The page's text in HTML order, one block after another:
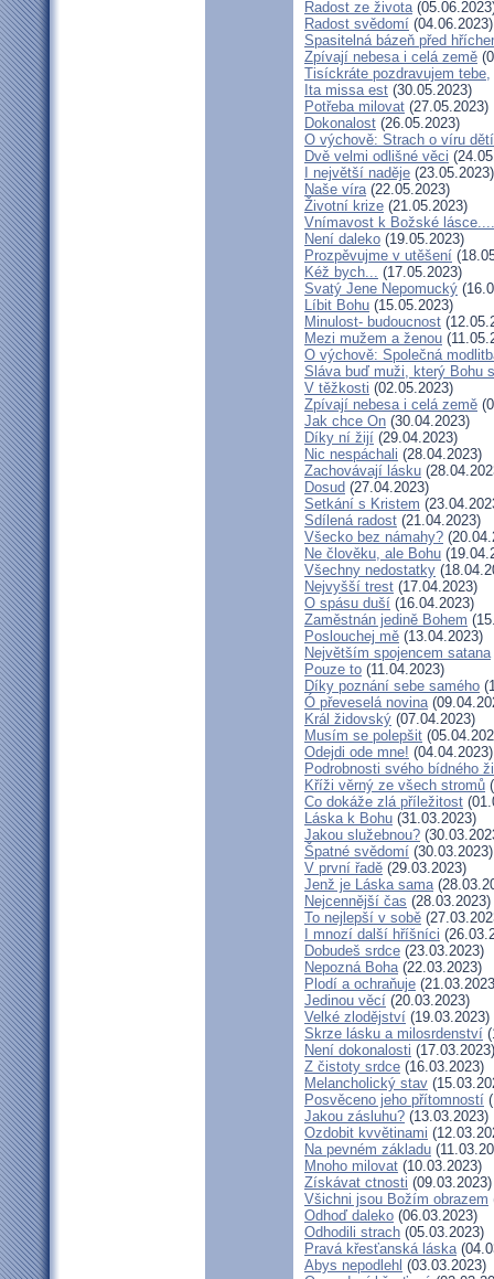
Radost ze života
Radost svědomí (04.06.2023)
Spasitelná bázeň před
Zpívají nebesa i celá země
Tisíckráte pozdravujem tebe,
Ita missa est (30.05.2023)
Potřeba milovat (27.05.2023)
Dokonalost (26.05.2023)
O výchově: Strach o víru
Dvě velmi odlišné věci
I největší naděje (23.05.2023)
Naše víra(22.05.2023)
Životní krize (21.05.2023)
Vnímavost k Božské lásce....
Není daleko (19.05.2023)
Prozpěvujme v utěšení
Kéž bych... (17.05.2023)
Svatý Jene Nepomucký
Líbit Bohu (15.05.2023)
Minulost- budoucnost
Mezi mužem a ženou
O výchově: Společná
Sláva buď muži, který Bohu
V těžkosti (02.05.2023)
Zpívají nebesa i celá země
Jak chce On (30.04.2023)
Díky ní žijí (29.04.2023)
Nic nespáchali (28.04.2023)
Zachovávají lásku
Dosud (27.04.2023)
Setkání s Kristem
Sdílená radost (21.04.2023)
Všecko bez námahy?
Ne člověku, ale Bohu
Všechny nedostatky
Nejvyšší trest (17.04.2023)
O spásu duší (16.04.2023)
Zaměstnán jedině Bohem
Poslouchej mě (13.04.2023)
Největším spojencem satana
Pouze to (11.04.2023)
Díky poznání sebe samého
Ó převeselá novina
Král židovský (07.04.2023)
Musím se polepšit
Odejdi ode mne! (04.04.2023)
Podrobnosti svého bídného
Kříži věrný ze všech stromů
Co dokáže zlá příležitost
Láska k Bohu (31.03.2023)
Jakou služebnou?
Špatné svědomí (30.03.2023)
V první řadě (29.03.2023)
Jenž je Láska sama
Nejcennější čas (28.03.2023)
To nejlepší v sobě
I mnozí další hříšníci
Dobudeš srdce (23.03.2023)
Nepozná Boha(22.03.2023)
Plodí a ochraňuje
Jedinou věcí (20.03.2023)
Velké zlodějství (19.03.2023)
Skrze lásku a milosrdenství
Není dokonalosti (17.03.2023)
Z čistoty srdce (16.03.2023)
Melancholický stav
Posvěceno jeho přítomností
Jakou zásluhu? (13.03.2023)
Ozdobit kvvětinami
Na pevném základu
Mnoho milovat (10.03.2023)
Získávat ctnosti (09.03.2023)
Všichni jsou Božím obrazem
Odhoď daleko (06.03.2023)
Odhodili strach (05.03.2023)
Pravá křesťanská láska
Abys nepodlehl (03.03.2023)